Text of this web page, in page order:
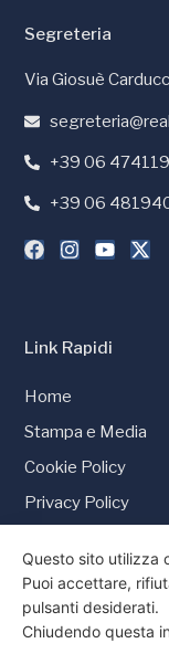
Link Rapidi
Home
Stampa e Media
Cookie Policy
Privacy Policy
Segreteria
Via Giosuè
+39 06
+39 06
Questo sito utilizza
Puoi accettare,
pulsanti desiderati.
Chiudendo questa